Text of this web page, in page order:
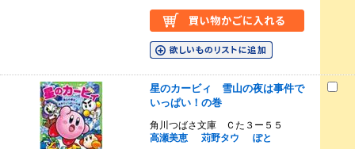
星のカービィ 雪山の夜は事件で
いっぱい！の巻
角川つばさ文庫 Ｃた３ー５５
高瀬美恵
苅野タウ
ぽと